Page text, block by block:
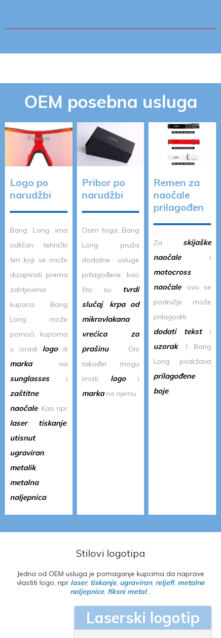
OEM posebna usluga
Logo po
narudžbi
Bang Long ima
odličan tehnički
tim koji se može
dizajnirati prema
zahtjevima
kupaca. Bang
Long može
pomoći kupcima
u izradi logoili
markana
sunglassesi
zaštitne
naočale. Kao npr
laser, tiskanje,
utisnut,
ugraviran,
metalik,
metalna
naljepnica.
Pribor po
narudžbi
Osim toga, Bang
Long pruža
dodatne usluge
prilagođene, kao
što su tvrdi
slučaj, krpa od
mikrovlakana,
vrećica za
prašinu. Oni
također mogu
imati logoi
markana njemu.
Remen za
naočale
prilagođen
Za skijaške
naočalei
motocross
naočale, ovo se
područje može
prilagoditi
dodati teksti
uzorak. I Bang
Long podržava
prilagođene
boje.
Stilovi logotipa
Jedna od OEM usluga je pomaganje kupcima da naprave
vlastiti logo, npr laser, tiskanje, ugraviran, reljefi, metalne
naljepnice, fiksni metal...
Laserski logotip